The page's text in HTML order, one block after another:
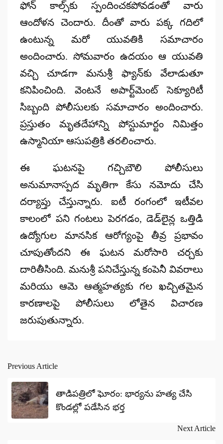
ఫోన్ కాల్స్‌కు స్పందించకపోవడంతో వారు
ఆందోళన చెందారు. దీంతో వారు పక్క గదిలో
ఉంటున్న మరో యువతికి సమాచారం
అందించారు. సోమవారం ఉదయం ఆ యువతి
వచ్చి చూడగా మనుశ్రీ ఫ్యాన్‌కు వేలాడుతూ
కనిపించింది. వెంటనే అపార్ట్‌మెంట్ సెక్యూరిటీ
సిబ్బంది పోలీసులకు సమాచారం అందించారు.
ప్రస్తుతం మృతదేహాన్ని పోస్టుమార్టం నిమిత్తం
ఉస్మానియా ఆసుపత్రికి తరలించారు.
ఈ ఘటనపై గచ్చిబౌలి పోలీసులు
అనుమానాస్పద మృతిగా కేసు నమోదు చేసి
దర్యాప్తు చేస్తున్నారు. ఐటీ రంగంలో ఇటీవల
కాలంలో పని గంటలు పెరగడం, డెడ్‌లైన్ల ఒత్తిడి
ఉద్యోగుల మానసిక ఆరోగ్యంపై తీవ్ర ప్రభావం
చూపుతోందని ఈ ఘటన మరోసారి చర్చకు
దారితీసింది. మనుశ్రీ పనిచేస్తున్న కంపెనీ వివరాలు
మరియు ఆమె ఆత్మహత్యకు గల ఖచ్చితమైన
కారణాలపై పోలీసులు లోతైన విచారణ
జరుపుతున్నారు.
Post
navigation
Previous Article
తాడిపత్రిలో ఘోరం: భార్యను హత్య చేసి
కొండల్లో పడేసిన భర్త
Next Article